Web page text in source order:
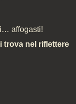
affogasti!
trova nel riflettere